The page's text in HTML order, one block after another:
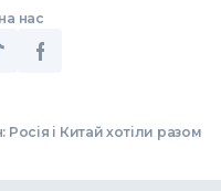
нас
Росія і Китай хотіли разом